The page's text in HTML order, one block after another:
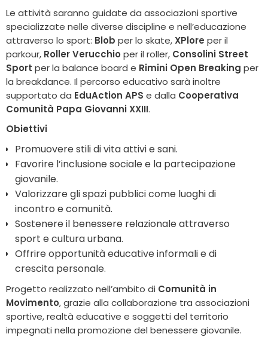
Le attività saranno guidate da associazioni sportive
specializzate nelle diverse discipline e nell’educazione
attraverso lo sport: Blob per lo skate,XPlore per il
parkour, Roller Verucchio per il roller, Consolini Street
Sport per la balance board e Rimini Open Breaking per
la breakdance. Il percorso educativo sarà inoltre
supportato da EduAction APS e dalla Cooperativa
Comunità Papa Giovanni XXIII.
Obiettivi
Promuovere stili di vita attivi e sani.
Favorire l’inclusione sociale e la partecipazione
giovanile.
Valorizzare gli spazi pubblici come luoghi di
incontro e comunità.
Sostenere il benessere relazionale attraverso
sport e cultura urbana.
Offrire opportunità educative informali e di
crescita personale.
Progetto realizzato nell’ambito di Comunità in
Movimento, grazie alla collaborazione tra associazioni
sportive, realtà educative e soggetti del territorio
impegnati nella promozione del benessere giovanile.